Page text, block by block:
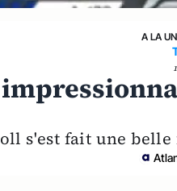
A LA
s'est fait une